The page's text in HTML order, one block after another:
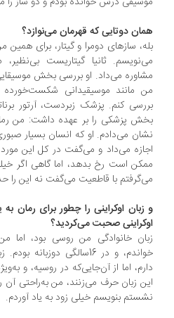
دوتایی که قهرمان می‌نوازد؟
سازهای دومرا و گیتار، برای همین من با
ثانیا گیتاریست بی‌نظیر،
می‌داد. او بررسی بخش موسیقایی کار
مانند موسیقیدانی شکست‌خورده
کنم. پزشک زبردست، آرتور
پزشکی را بر عهده داشت: من رمان را
می‌دادم. او که انسان بسیار صبوری
می‌داد و می‌گفت در کل این مورد بسیار
است رخ بدهد، اما گاهی اگر خیلی از
با قاطعیت می‌گفت نه این را حذف کن!
اوکراینی را چطور برای رمان به یاد
صحبت می‌کردید؟
خانوادگی من روسی بود، اما من در
خواندم، و در 16سالگی دو‌زبانه بودم.
اما از آن‌جایی‌که در روسیه، و به‌ویژه در
زبان حرف می‌زنند، من به‌راحتی آن را
بنویسم خیلی زود به یاد آوردم.